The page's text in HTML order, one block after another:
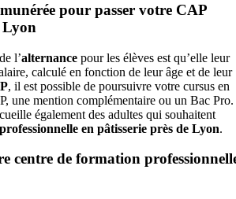
pour passer votre CAP
Lyon
l’alternance pour les élèves est qu’elle leur
calculé en fonction de leur âge et de leur
, il est possible de poursuivre votre cursus en
une mention complémentaire ou un Bac Pro.
également des adultes qui souhaitent
en pâtisserie près de Lyon.
centre de formation